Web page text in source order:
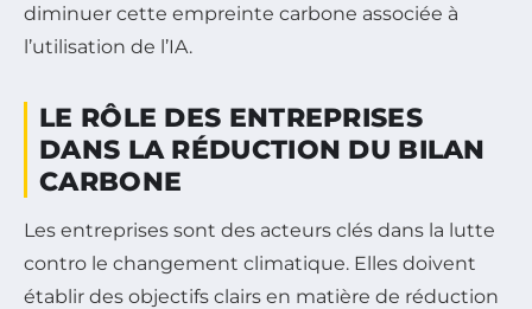
diminuer cette empreinte carbone associée à
l’utilisation de l’IA.
LE RÔLE DES ENTREPRISES
DANS LA RÉDUCTION DU BILAN
CARBONE
Les entreprises sont des acteurs clés dans la lutte
contro le changement climatique. Elles doivent
établir des objectifs clairs en matière de réduction